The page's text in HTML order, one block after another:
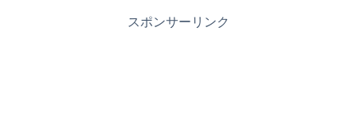
スポンサーリンク